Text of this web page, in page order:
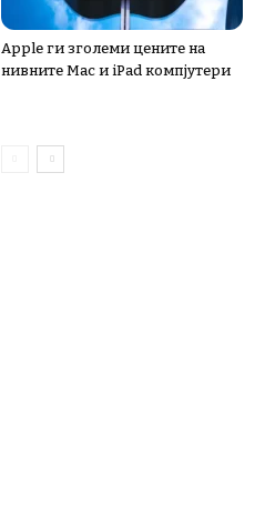
Apple ги зголеми цените на
нивните Mac и iPad компјутери